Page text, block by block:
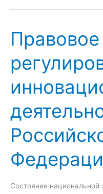
Правовое
Состояние национальной